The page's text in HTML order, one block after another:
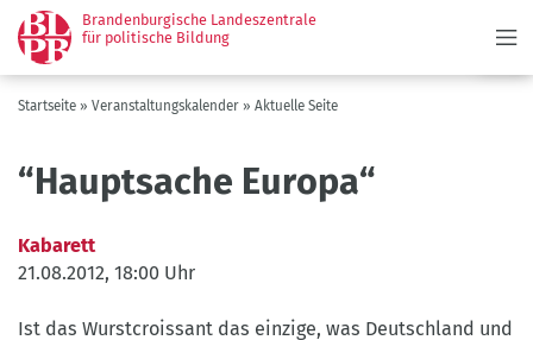
Direkt
zum
Inhalt
Brandenburgische Landeszentrale
für politische Bildung
Pfadnavigation
Startseite Veranstaltungskalender Aktuelle Seite
“Hauptsache Europa“
Kabarett
21.08.2012, 18:00 Uhr
Ist das Wurstcroissant das einzige, was Deutschland und